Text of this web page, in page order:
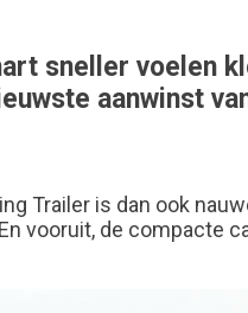
sneller voelen
aanwinst
Trailer is dan ook
vooruit, de compacte